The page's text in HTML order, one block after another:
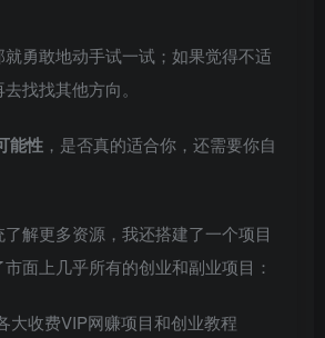
勇敢地动手试一试；如果觉得不适
找找其他方向。
能性 ，是否真的适合你，还需要你自
解更多资源，我还搭建了一个项目
面上几乎所有的创业和副业项目：
大收费VIP网赚项目和创业教程